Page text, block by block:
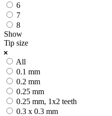
6
7
8
Show
Tip size
All
0.1 mm
0.2 mm
0.25 mm
0.25 mm, 1x2 teeth
0.3 x 0.3 mm